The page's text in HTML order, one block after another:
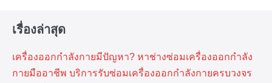
เรื่องล่าสุด
เครื่องออกกำลังกายมีปัญหา? หาช่างซ่อมเครื่องออกกำลัง
กายมืออาชีพ บริการรับซ่อมเครื่องออกกำลังกายครบวงจร